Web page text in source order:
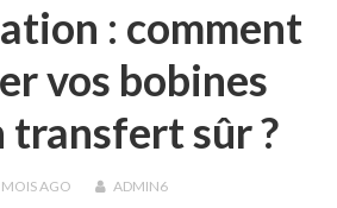
: comment
vos bobines
transfert sûr ?
MOISAGO ADMIN6